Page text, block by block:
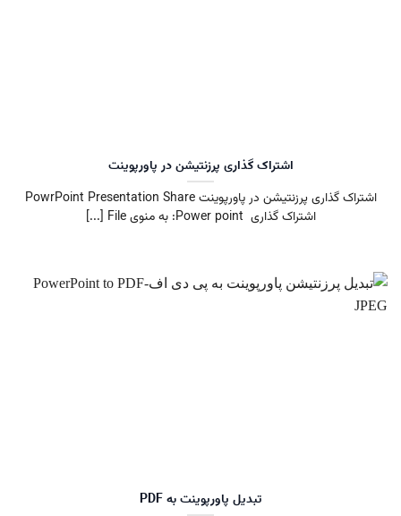
اشتراک گذاری پرزنتیشن در پاورپوینت
اشتراک گذاری پرزنتیشن در پاورپوینت PowrPoint Presentation Share
اشتراک گذاری Power point: به منوی File [...]
تبدیل پاورپوینت به PDF